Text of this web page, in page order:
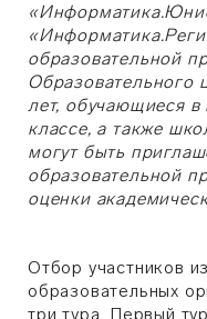
образовательной
Образовательного
лет, обучающиеся
классе, а также
могут быть
образовательной
оценки
Отбор участников
образовательных
три тура. Первый